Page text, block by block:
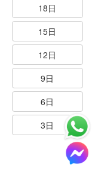
18日
15日
12日
9日
6日
3日